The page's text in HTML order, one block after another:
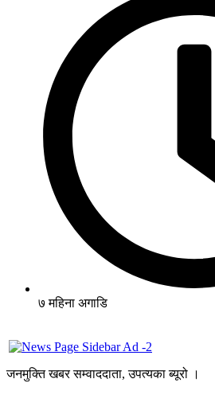
७ महिना अगाडि
जनमुक्ति खबर सम्वाददाता, उपत्यका ब्यूरो ।